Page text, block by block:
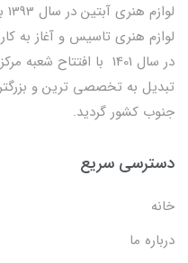
لوازم هنری تاسیس و آغاز به
تبدیل به تخصصی ترین و
جنوب کشور گردید.
دسترسی سریع
خانه
درباره ما